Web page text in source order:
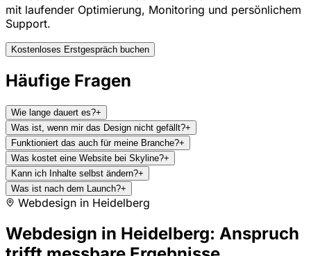
mit laufender Optimierung, Monitoring und persönlichem
Support.
Kostenloses Erstgespräch buchen
Häufige Fragen
Wie lange dauert es?+
Was ist, wenn mir das Design nicht gefällt?+
Funktioniert das auch für meine Branche?+
Was kostet eine Website bei Skyline?+
Kann ich Inhalte selbst ändern?+
Was ist nach dem Launch?+
Webdesign in Heidelberg
Webdesign in Heidelberg: Anspruch